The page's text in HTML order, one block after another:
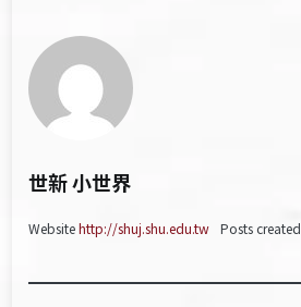
世新 小世界
Websitehttp://shuj.shu.edu.tw Posts created